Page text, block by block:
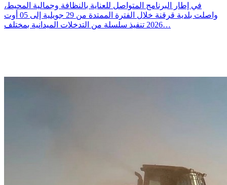
في إطار البرنامج المتواصل للعناية بالنظافة وجمالية المحيط،
واصلت بلدية قرقنة خلال الفترة الممتدة من 29 جويلية إلى 05 أوت
2026 تنفيذ سلسلة من التدخلات الميدانية بمختلف…